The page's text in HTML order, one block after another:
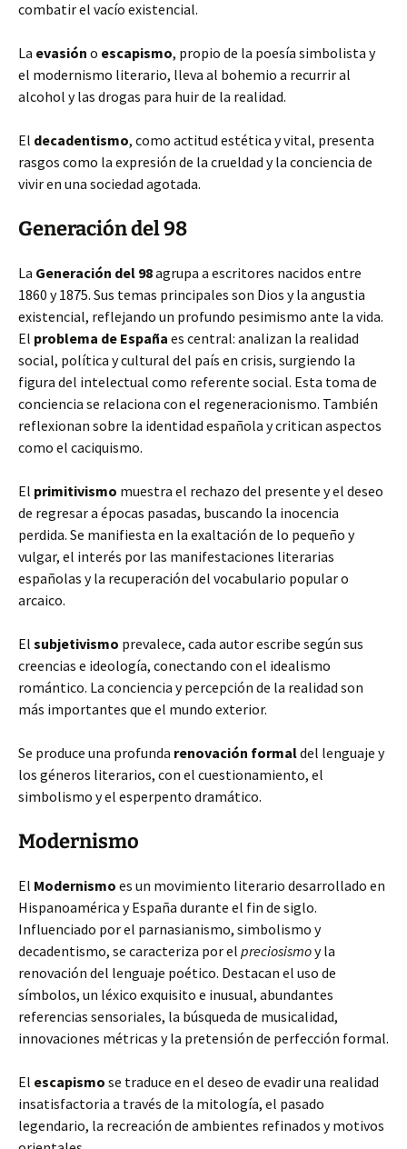
combatir el vacío existencial.
La evasión o escapismo, propio de la poesía simbolista y
el modernismo literario, lleva al bohemio a recurrir al
alcohol y las drogas para huir de la realidad.
El decadentismo, como actitud estética y vital, presenta
rasgos como la expresión de la crueldad y la conciencia de
vivir en una sociedad agotada.
Generación del 98
La Generación del 98agrupa a escritores nacidos entre
1860 y 1875. Sus temas principales son Dios y la angustia
existencial, reflejando un profundo pesimismo ante la vida.
El problema de España es central: analizan la realidad
social, política y cultural del país en crisis, surgiendo la
figura del intelectual como referente social. Esta toma de
conciencia se relaciona con el regeneracionismo. También
reflexionan sobre la identidad española y critican aspectos
como el caciquismo.
El primitivismo muestra el rechazo del presente y el deseo
de regresar a épocas pasadas, buscando la inocencia
perdida. Se manifiesta en la exaltación de lo pequeño y
vulgar, el interés por las manifestaciones literarias
españolas y la recuperación del vocabulario popular o
arcaico.
El subjetivismo prevalece, cada autor escribe según sus
creencias e ideología, conectando con el idealismo
romántico. La conciencia y percepción de la realidad son
más importantes que el mundo exterior.
Se produce una profunda renovación formaldel lenguaje y
los géneros literarios, con el cuestionamiento, el
simbolismo y el esperpento dramático.
Modernismo
El Modernismo es un movimiento literario desarrollado en
Hispanoamérica y España durante el fin de siglo.
Influenciado por el parnasianismo, simbolismo y
decadentismo, se caracteriza por el preciosismoy la
renovación del lenguaje poético. Destacan el uso de
símbolos, un léxico exquisito e inusual, abundantes
referencias sensoriales, la búsqueda de musicalidad,
innovaciones métricas y la pretensión de perfección formal.
El escapismo se traduce en el deseo de evadir una realidad
insatisfactoria a través de la mitología, el pasado
legendario, la recreación de ambientes refinados y motivos